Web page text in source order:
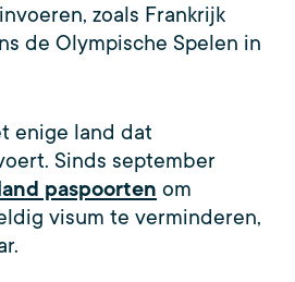
zoals Frankrijk
de Olympische Spelen in
enige land dat
Sinds september
paspoorten om
visum te verminderen,